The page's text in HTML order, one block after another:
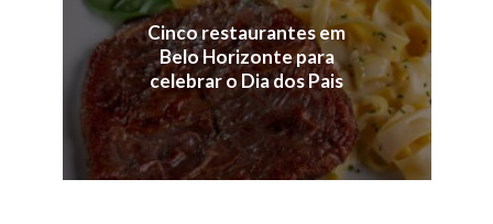
Cinco restaurantes em
Belo Horizonte para
celebrar o Dia dos Pais